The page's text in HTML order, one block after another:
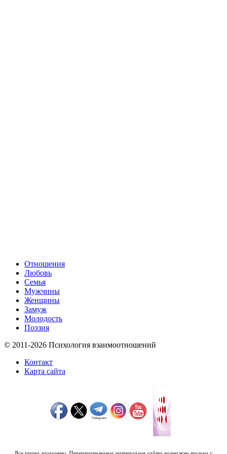
Отношения
Любовь
Семья
Мужчины
Женщины
Замуж
Молодость
Поэзия
© 2011-2026 Психология взаимоотношений
Контакт
Карта сайта